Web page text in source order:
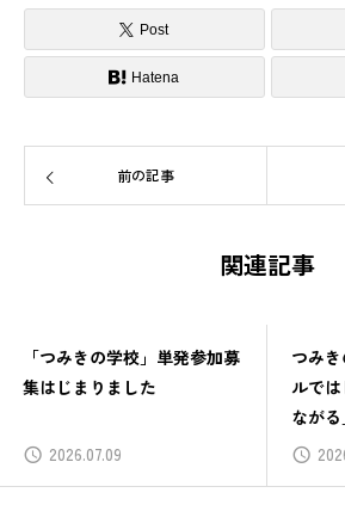
Post
Hatena
前の記事
関連記事
「つみきの学校」単発参加募
集はじまりました
2026.07.09
つみ
ルで
ながる